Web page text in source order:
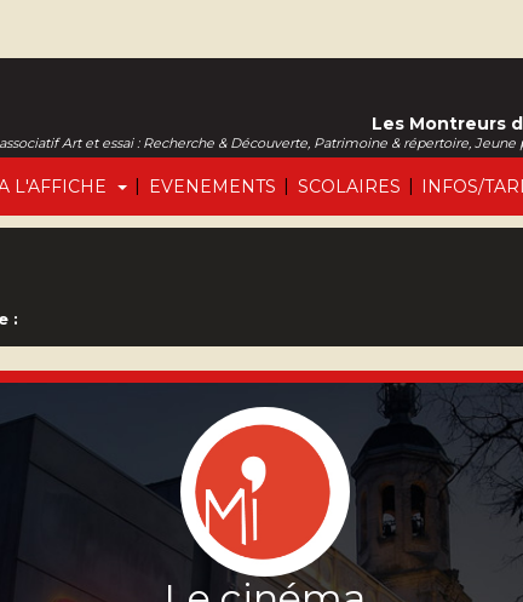
L'AFFICHE | EVENEMENTS | SCOLAIRES | INFOS/
Les Montreurs
Art et essai : Recherche & Découverte, Patrimoine & répertoire, Jeune
: